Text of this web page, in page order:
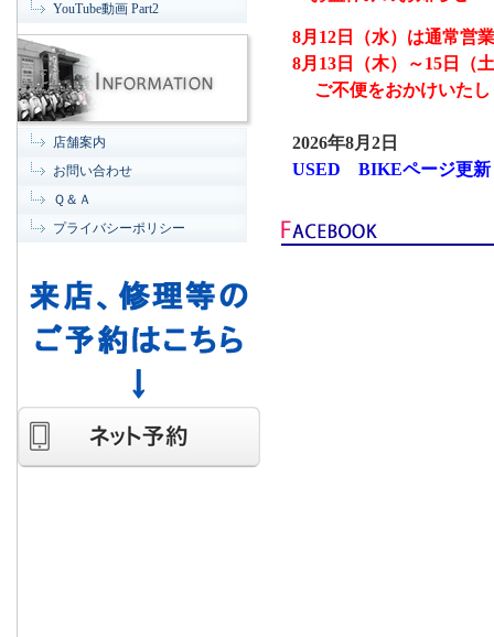
YouTube動画 Part2
店舗案内
お問い合わせ
Ｑ＆Ａ
プライバシーポリシー